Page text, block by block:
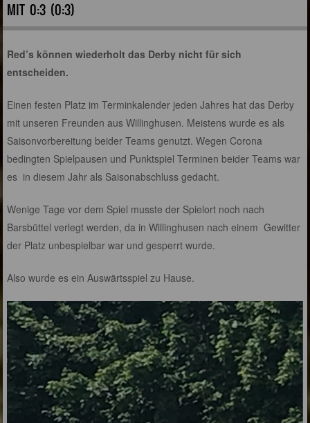
MIT 0:3 (0:3)
Red’s können wiederholt das Derby nicht für sich
entscheiden.
Einen festen Platz im Terminkalender jeden Jahres hat das Derby
mit unseren Freunden aus Willinghusen. Meistens wurde es als
Saisonvorbereitung beider Teams genutzt. Wegen Corona
bedingten Spielpausen und Punktspiel Terminen beider Teams war
es in diesem Jahr als Saisonabschluss gedacht.
Wenige Tage vor dem Spiel musste der Spielort noch nach
Barsbüttel verlegt werden, da in Willinghusen nach einem Gewitter
der Platz unbespielbar war und gesperrt wurde.
Also wurde es ein Auswärtsspiel zu Hause.